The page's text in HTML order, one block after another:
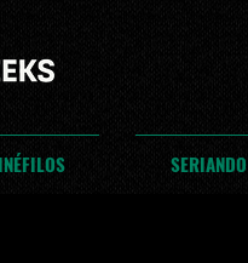
SERIANDO